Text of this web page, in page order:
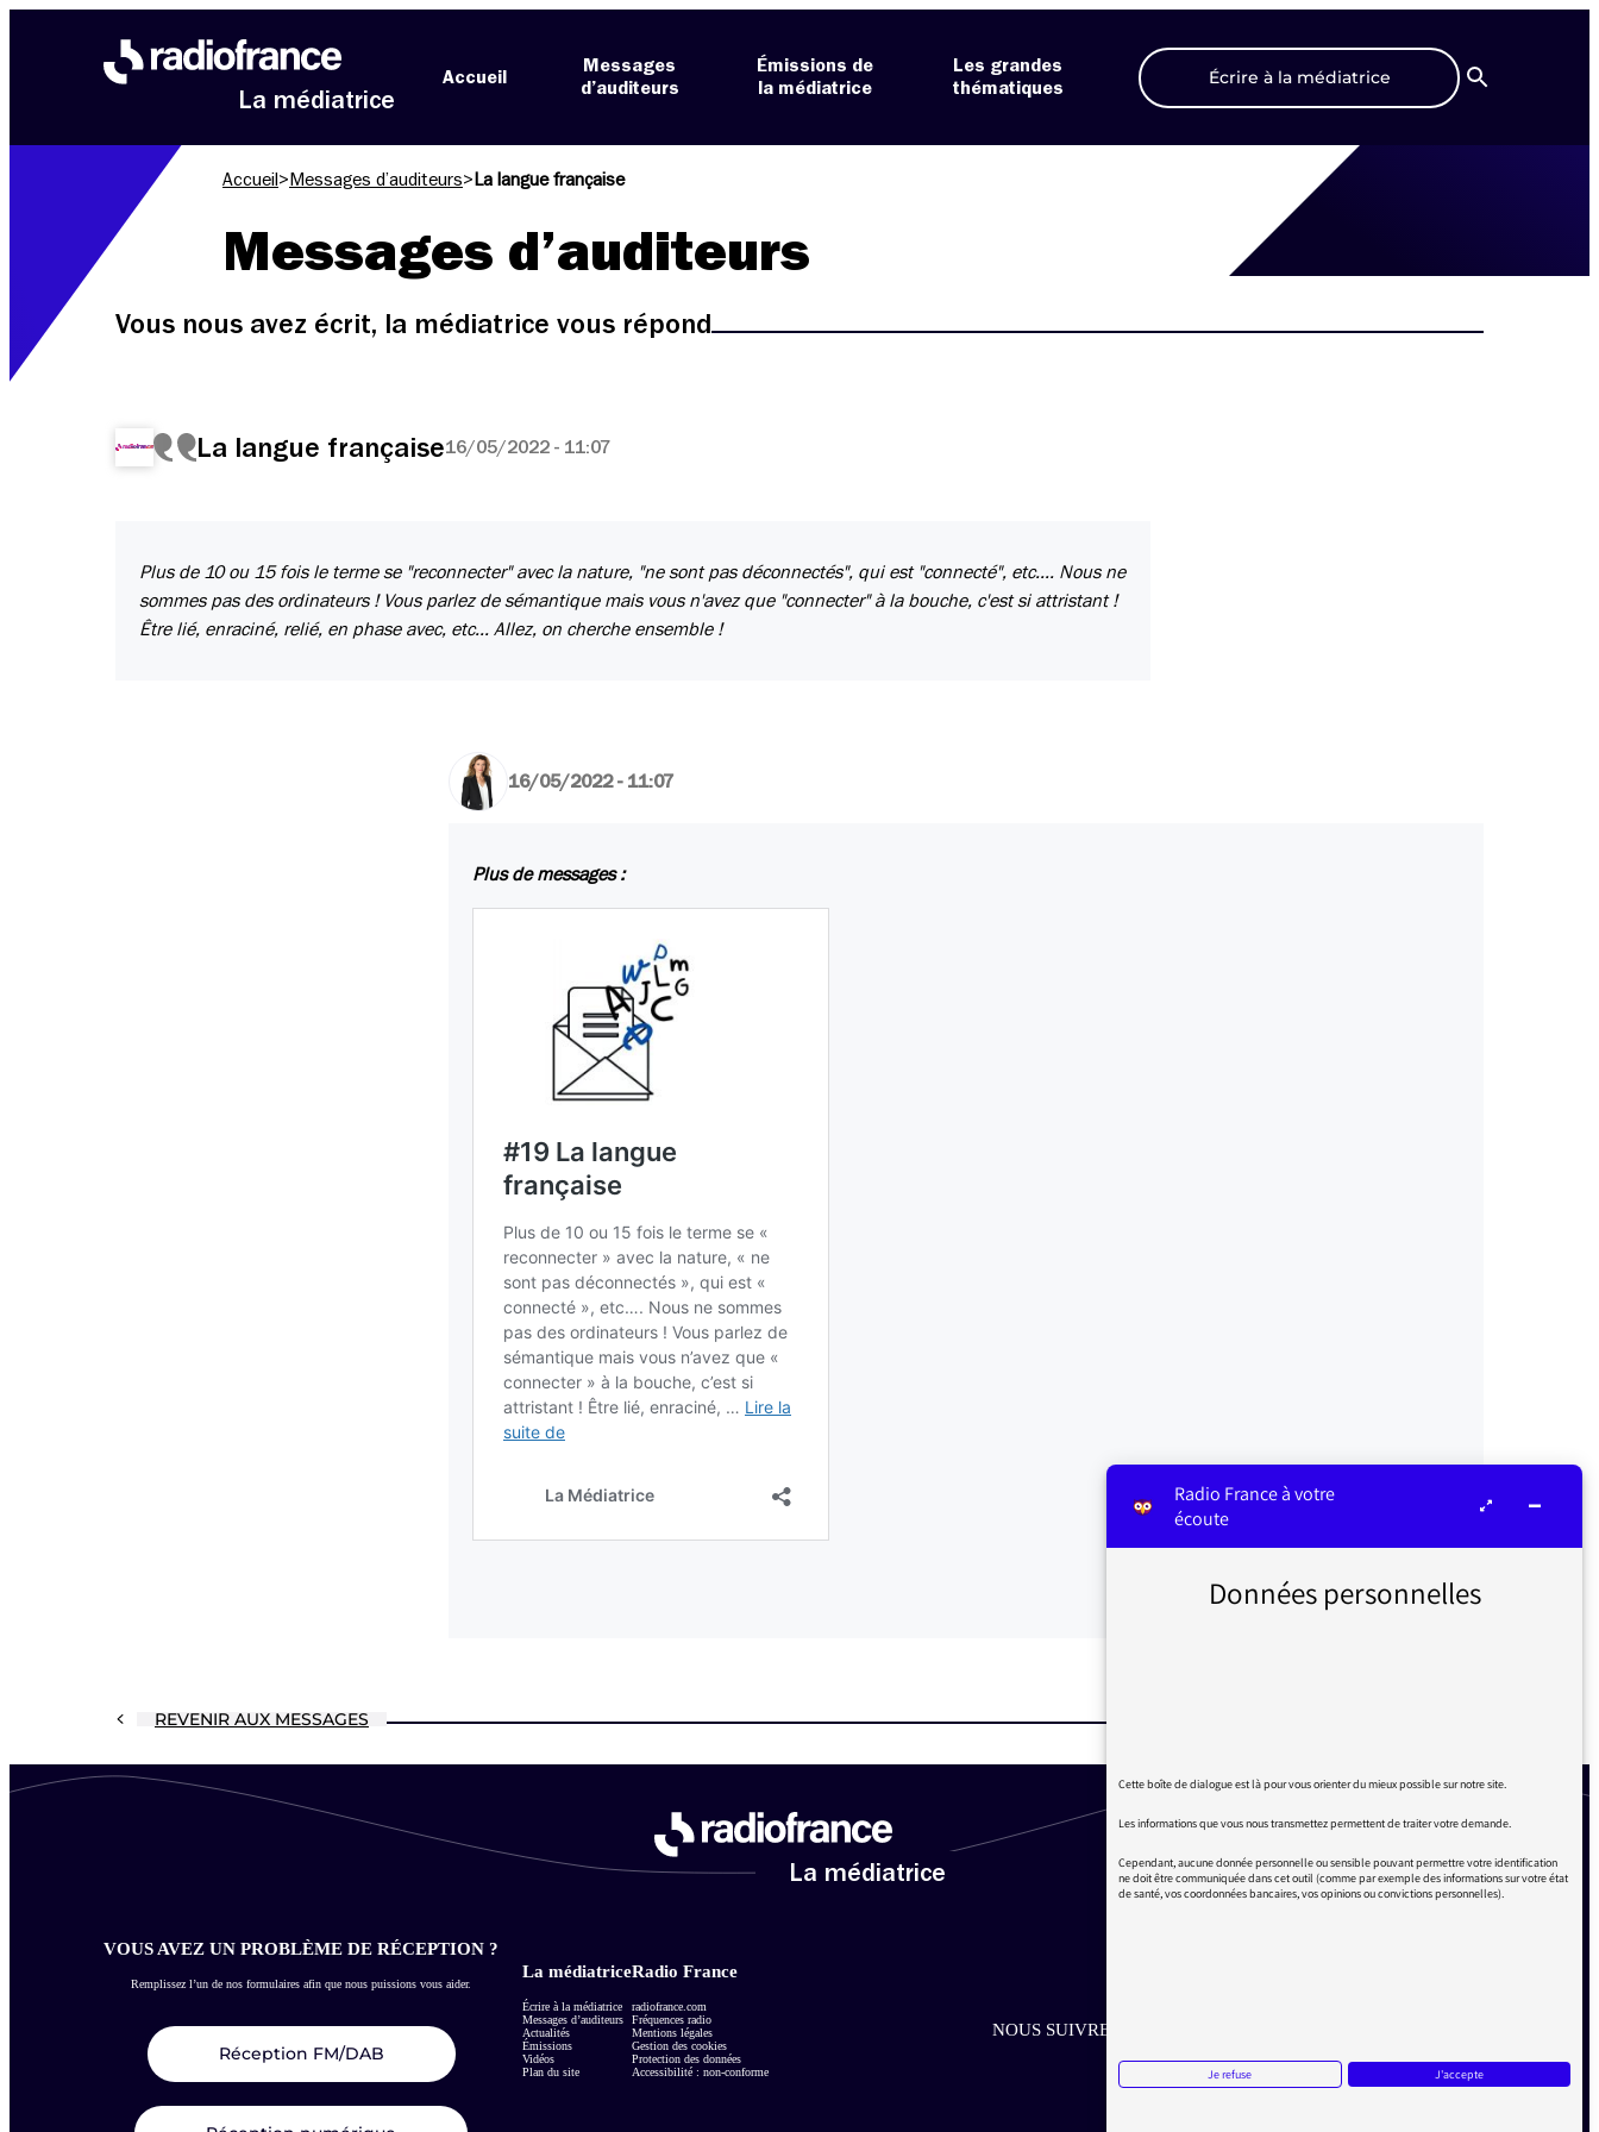
La médiatrice
Accueil
Messages
d’auditeurs
Émissions de
la médiatrice
Les grandes
thématiques
Écrire à la médiatrice
Recherche
Accueil > Messages d’auditeurs> La langue française
Messages d’auditeurs
Vous nous avez écrit, la médiatrice vous répond
La langue française16/05/2022 - 11:07
Plus de 10 ou 15 fois le terme se "reconnecter" avec la nature, "ne sont pas déconnectés", qui est "connecté", etc.... Nous ne
sommes pas des ordinateurs ! Vous parlez de sémantique mais vous n'avez que "connecter" à la bouche, c'est si attristant !
Être lié, enraciné, relié, en phase avec, etc... Allez, on cherche ensemble !
16/05/2022 - 11:07
Plus de messages :
REVENIR AUX MESSAGES
La médiatrice
VOUS AVEZ UN PROBLÈME DE RÉCEPTION ?
Remplissez l’un de nos formulaires afin que nous puissions vous aider.
Réception FM/DAB
La médiatrice
Écrire à la médiatrice
Messages d’auditeurs
Actualités
Émissions
Vidéos
Plan du site
Radio France
radiofrance.com
Fréquences radio
Mentions légales
Gestion des cookies
Protection des données
Accessibilité : non-conforme
NOUS SUIVRE SUR LES RÉSEAUX
Aller sur la page Facebook de la Médiatrice
Aller sur la page Twitter de la Médiatrice
Aller sur la page Instagram de la Médiatrice
Radio France à votre
écoute
Données personnelles
Cette boîte de dialogue est là pour vous orienter du mieux possible sur notre site.
Les informations que vous nous transmettez permettent de traiter votre demande.
Cependant, aucune donnée personnelle ou sensible pouvant permettre votre identification
ne doit être communiquée dans cet outil (comme par exemple des informations sur votre état
de santé, vos coordonnées bancaires, vos opinions ou convictions personnelles).
Je refuse J'accepte